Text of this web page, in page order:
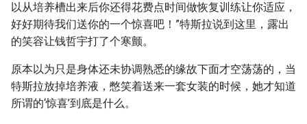
以从培养槽出来后你还得花费点时间做恢复训练让你适应，
好好期待我们送你的一个惊喜吧！”特斯拉说到这里，露出
的笑容让钱哲宇打了个寒颤。
原本以为只是身体还未协调熟悉的缘故下面才空荡荡的，当
特斯拉放掉培养液，憋笑着送来一套女装的时候，她才知道
所谓的‘惊喜’到底是什么。